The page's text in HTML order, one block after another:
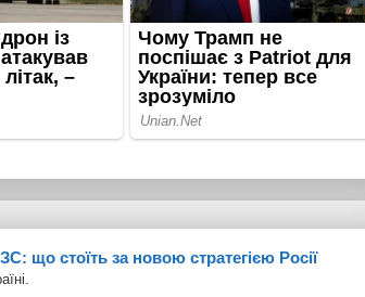
що стоїть за новою стратегією Росії